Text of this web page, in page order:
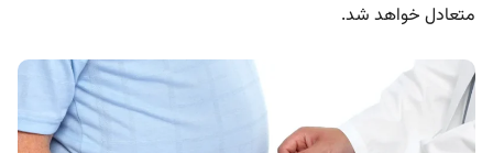
متعادل خواهد شد.